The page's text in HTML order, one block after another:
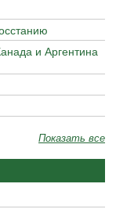
и Аргентина
Показать все